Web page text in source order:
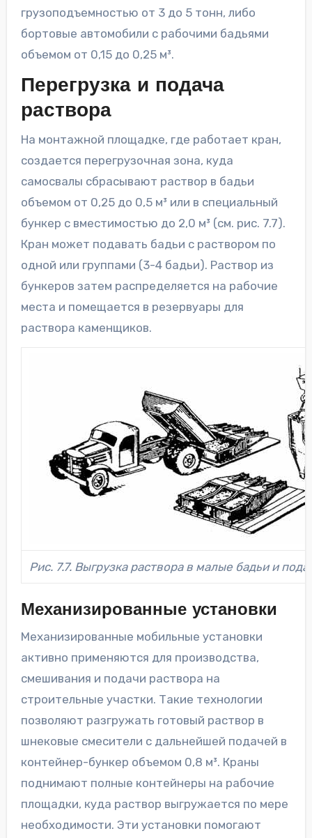
грузоподъемностью от 3 до 5 тонн, либо
бортовые автомобили с рабочими бадьями
объемом от 0,15 до 0,25 м³.
Перегрузка и подача
раствора
На монтажной площадке, где работает кран,
создается перегрузочная зона, куда
самосвалы сбрасывают раствор в бадьи
объемом от 0,25 до 0,5 м³ или в специальный
бункер с вместимостью до 2,0 м³ (см. рис. 7.7).
Кран может подавать бадьи с раствором по
одной или группами (3-4 бадьи). Раствор из
бункеров затем распределяется на рабочие
места и помещается в резервуары для
раствора каменщиков.
Рис. 7.7. Выгрузка раствора в малые бадьи и
Механизированные установки
Механизированные мобильные установки
активно применяются для производства,
смешивания и подачи раствора на
строительные участки. Такие технологии
позволяют разгружать готовый раствор в
шнековые смесители с дальнейшей подачей в
контейнер-бункер объемом 0,8 м³. Краны
поднимают полные контейнеры на рабочие
площадки, куда раствор выгружается по мере
необходимости. Эти установки помогают